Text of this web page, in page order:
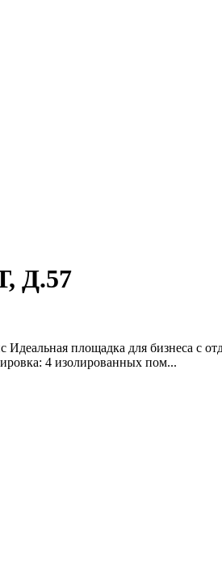
Д.57
площадка для бизнеса с
4 изолированных пом...